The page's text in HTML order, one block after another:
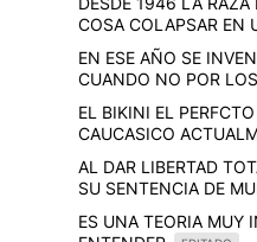
COSA COLAPSAR EN
EN ESE AÑO SE
CUANDO NO POR
EL BIKINI EL
CAUCASICO
AL DAR LIBERTAD
SU SENTENCIA DE
ES UNA TEORIA MUY